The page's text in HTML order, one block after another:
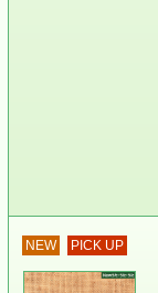
NEW PICK UP